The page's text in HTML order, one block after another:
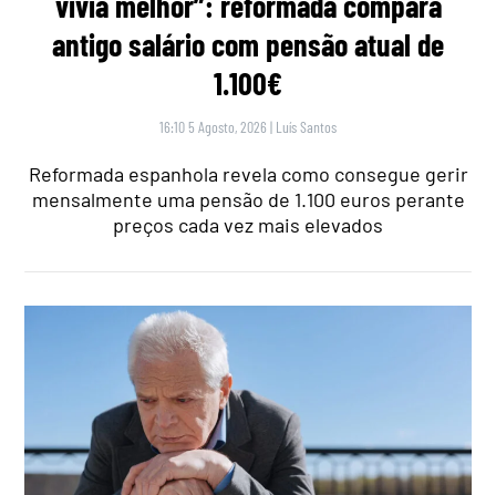
antigo salário com pensão atual de
1.100€
16:10 5 Agosto, 2026 | Luís Santos
Reformada espanhola revela como consegue gerir
mensalmente uma pensão de 1.100 euros perante
preços cada vez mais elevados